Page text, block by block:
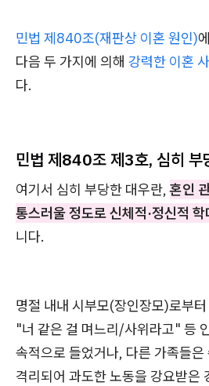
민법 제840조(재판상 이혼 원인)
다음 두 가지에 의해 강력한 이혼
다.
민법 제840조 제3호, 심히 부
여기서 심히 부당한 대우란,혼인
통스러울 정도로 신체적·정신적
니다.
명절 내내 시부모(장인장모)로부
"너 같은 걸 며느리/사위라고" 등
속적으로 들었거나, 다른 가족들은
격리되어 과도한 노동을 강요받은